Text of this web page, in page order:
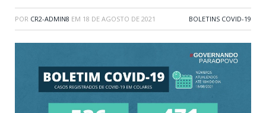
POR CR2-ADMIN8 EM 18 DE AGOSTO DE 2021 BOLETINS COVID-19